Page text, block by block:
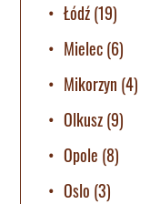
Łódź(19)
Mielec(6)
Mikorzyn (4)
Olkusz(9)
Opole (8)
Oslo (3)